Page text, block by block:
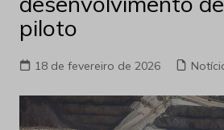
piloto
18 de fevereiro de 2026